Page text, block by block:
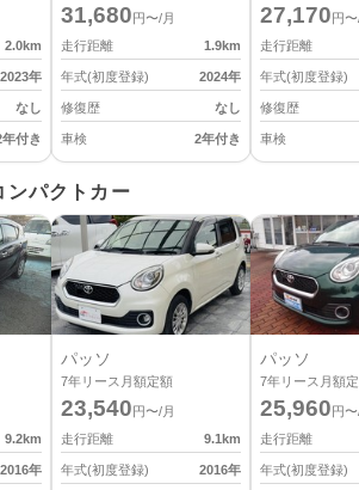
2.0km
2023年
なし
年付き
31,680円〜/月
走行距離
1.9km
年式(初度登録) 2024年
修復歴 なし
車検 2年付き
27,170円
走行距離
年式(初度登録)
修復歴
車検
ンパクトカー
9.2km
2016年
パッソ
7年リース月額定額
23,540円〜/月
走行距離
9.1km
年式(初度登録) 2016年
パッソ
7年リース月額
25,960円
走行距離
年式(初度登録)